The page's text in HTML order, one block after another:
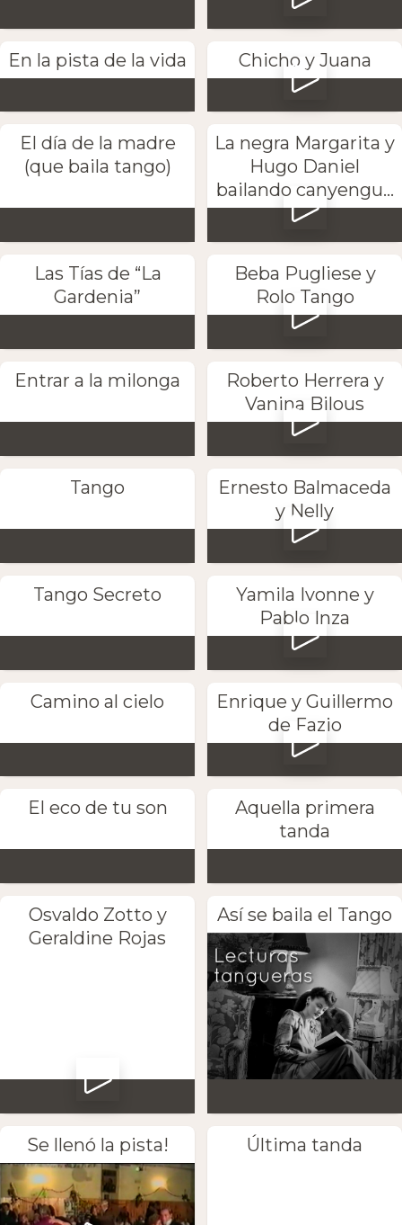
En la pista de la vida Chicho y Juana
El día de la madre
(que baila tango)
La negra Margarita y
Hugo Daniel
bailando canyengu...
Las Tías de “La
Gardenia”
Beba Pugliese y
Rolo Tango
Entrar a la milonga
Roberto Herrera y
Vanina Bilous
Tango
Ernesto Balmaceda
y Nelly
Tango Secreto
Yamila Ivonne y
Pablo Inza
Camino al cielo
Enrique y Guillermo
de Fazio
El eco de tu son
Aquella primera
tanda
Osvaldo Zotto y
Geraldine Rojas
Así se baila el Tango
Se llenó la pista! Última tanda